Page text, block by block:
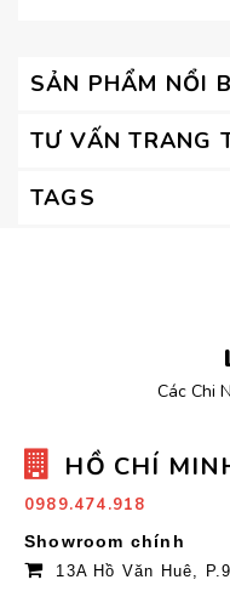
SẢN PHẨM NỔI
TƯ VẤN TRANG
TAGS
Các Chi
HỒ CHÍ
0989.474.918
Showroom chính
13A Hồ Văn Huê,